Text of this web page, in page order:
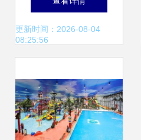
更新时间：2026-08-04
08:25:56